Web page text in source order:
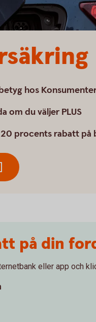
hos
om du väljer PLUS
procents rabatt på
på din
eller app och